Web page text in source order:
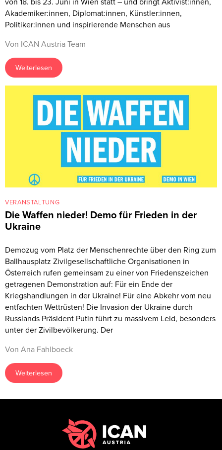
Akademiker:innen, Diplomat:innen, Künstler:innen,
Politiker:innen und inspirierende Menschen aus
Von ICAN Austria Team
Weiterlesen
VERANSTALTUNG
Die Waffen nieder! Demo für Frieden in der
Ukraine
Demozug vom Platz der Menschenrechte über den Ring zum
Ballhausplatz Zivilgesellschaftliche Organisationen in
Österreich rufen gemeinsam zu einer von Friedenszeichen
getragenen Demonstration auf: Für ein Ende der
Kriegshandlungen in der Ukraine! Für eine Abkehr vom neu
entfachten Wettrüsten! Die Invasion der Ukraine durch
Russlands Präsident Putin führt zu massivem Leid, besonders
unter der Zivilbevölkerung. Der
Von Ana Fahlboeck
Weiterlesen